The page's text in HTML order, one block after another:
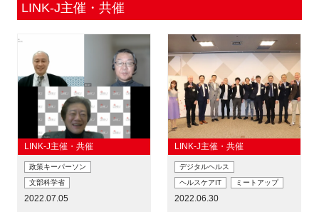
お問い合わせ
マイページ
新規登録
イベント
LINK-J主催・共催
LINK-J主催・共催
政策キーパーソン
文部科学省
2022.07.05
LINK-J主催・共催
デジタルヘルス
ヘルスケアIT
ミートアップ
2022.06.30